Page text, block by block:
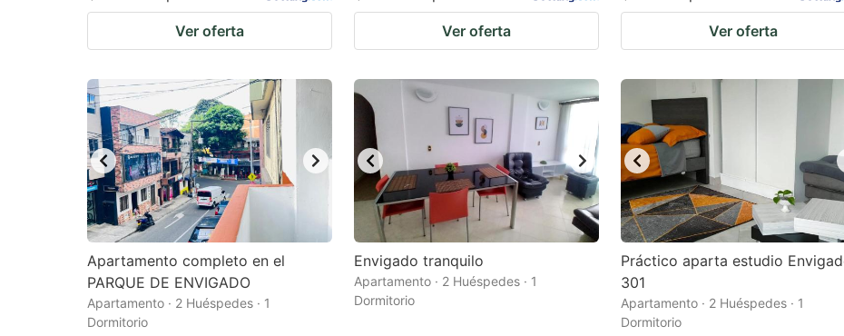
Ver oferta Ver oferta Ver oferta
Apartamento completo en el
PARQUE DE ENVIGADO
Apartamento · 2 Huéspedes · 1
Dormitorio
Envigado tranquilo
Apartamento · 2 Huéspedes · 1
Dormitorio
Práctico aparta estudio
301
Apartamento · 2 Huéspedes · 1
Dormitorio